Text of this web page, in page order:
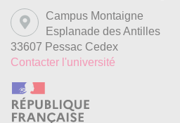
Campus Montaigne
Esplanade des Antilles
33607 Pessac Cedex
Contacter l'université